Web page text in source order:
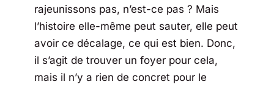
rajeunissons pas, n’est-ce pas ? Mais
l’histoire elle-même peut sauter, elle peut
avoir ce décalage, ce qui est bien. Donc,
il s’agit de trouver un foyer pour cela,
mais il n’y a rien de concret pour le